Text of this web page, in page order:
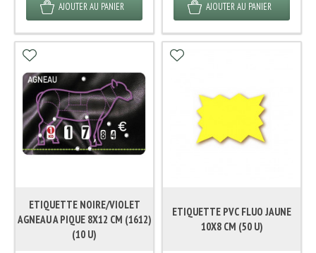
AJOUTER AU PANIER AJOUTER AU PANIER
ETIQUETTE NOIRE/VIOLET
AGNEAU A PIQUE 8X12 CM (1612)
(10 U)
ETIQUETTE PVC FLUO JAUNE
10X8 CM (50 U)